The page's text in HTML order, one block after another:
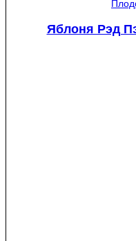
Яблоня Рэд